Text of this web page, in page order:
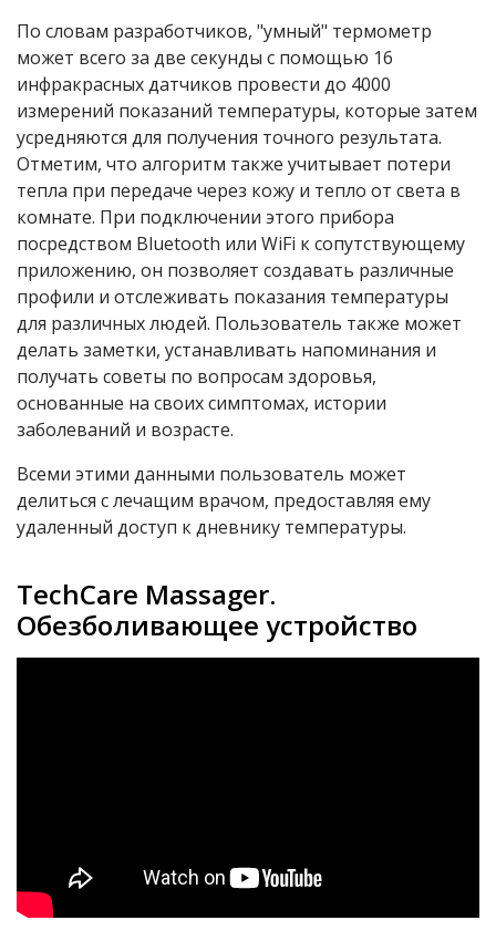
По словам разработчиков, "умный" термометр
может всего за две секунды с помощью 16
инфракрасных датчиков провести до 4000
измерений показаний температуры, которые затем
усредняются для получения точного результата.
Отметим, что алгоритм также учитывает потери
тепла при передаче через кожу и тепло от света в
комнате. При подключении этого прибора
посредством Bluetooth или WiFi к сопутствующему
приложению, он позволяет создавать различные
профили и отслеживать показания температуры
для различных людей. Пользователь также может
делать заметки, устанавливать напоминания и
получать советы по вопросам здоровья,
основанные на своих симптомах, истории
заболеваний и возрасте.
Всеми этими данными пользователь может
делиться с лечащим врачом, предоставляя ему
удаленный доступ к дневнику температуры.
TechCare Massager.
Обезболивающее устройство